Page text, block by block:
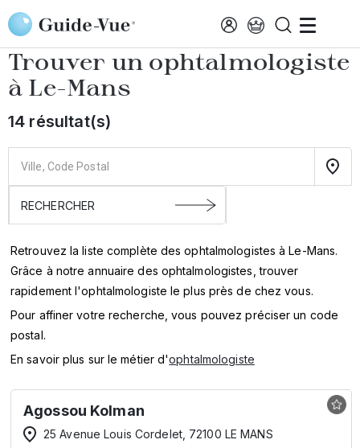
Aller au contenu principal
Accueil Annuaire des ophtalmologistes Le-Mans
Trouver un ophtalmologiste
à Le-Mans
14 résultat(s)
Retrouvez la liste complète des ophtalmologistes à Le-Mans.
Grâce à notre annuaire des ophtalmologistes, trouver
rapidement l'ophtalmologiste le plus près de chez vous.
Pour affiner votre recherche, vous pouvez préciser un code
postal.
En savoir plus sur le métier d'ophtalmologiste
Agossou Kolman
25 Avenue Louis Cordelet, 72100 LE MANS